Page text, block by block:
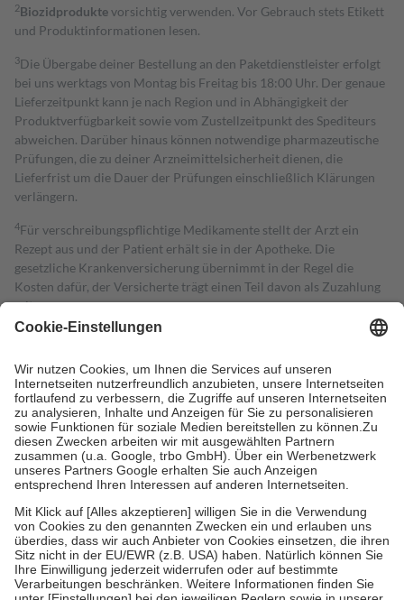
2Biozidproduktevorsichtig verwenden. Vor Gebrauch stets Etikett
und Produktinformationen lesen.
3Die Übergabe deiner Bestellung an den Paketdienstleister erfolgt
bei uns werktags von Montag bis Freitag bis 18:00 Uhr. Der genaue
Lieferzeitpunkt kann je nach Region und in Abhängigkeit der
Produktverfügbarkeit sowie vom Zustellzeitpunkt des Spediteurs
abweichen. Darüber hinaus können notwendige pharmazeutische
Prüfungen, die zu deiner Arzneimittelsicherheit dienen, die
Lieferfrist um die Dauer der Prüfungen einschließlich Klärungen
verlängern.
4Für verschreibungspflichtige Medikamente stellt der Arzt ein
Rezept aus und der Patient erhält sie in der Apotheke. Die
gesetzliche Krankenversicherung übernimmt in der Regel die
Kosten dafür, der Versicherte trägt einen Teil davon als Zuzahlung
mit.
Grundsätzlich leisten Mitglieder Zuzahlungen in Höhe von zehn
höchstens zehn Euro.
Es sind jedoch nie mehr als die tatsächlichen
Kosten der Leistung zu entrichten.
Diese Regeln gelten grundsätzlich auch für Online-Apotheken.
Bei Heilmitteln und häuslicher Krankenpflege beträgt die
Zuzahlung zehn Prozent der Kosten sowie zehn Euro je
Verordnung.
Um das Engagement der Versicherten für ihre eigene Gesundheit zu
stärken und die besondere Stellung der Familie zu unterstützen,
fallenkeine Zuzahlungenan bei:
• Kindern und Jugendlichen bis zum vollendeten 18. Lebensjahr
mit Ausnahme der Fahrkosten
• Untersuchungen zur Vorsorge und Früherkennung, die von der
GKV getragen werden